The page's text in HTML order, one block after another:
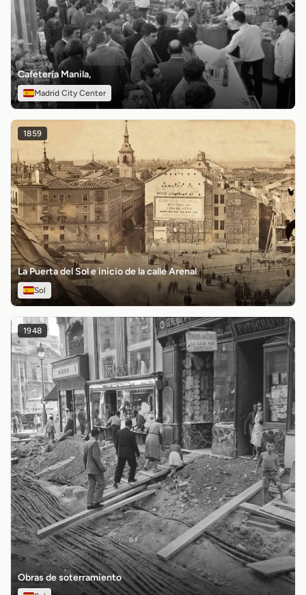
Cafetería Manila,
Madrid City Center
1859
La Puerta del Sol e inicio de la calle Arenal
Sol
1948
Obras de soterramiento